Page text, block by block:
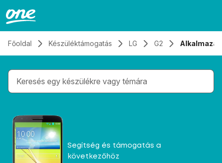
Főoldal Készüléktámogatás LG G2
Gépelés közben megjelennek a keresési
Segítség és támogatás a
következőhöz